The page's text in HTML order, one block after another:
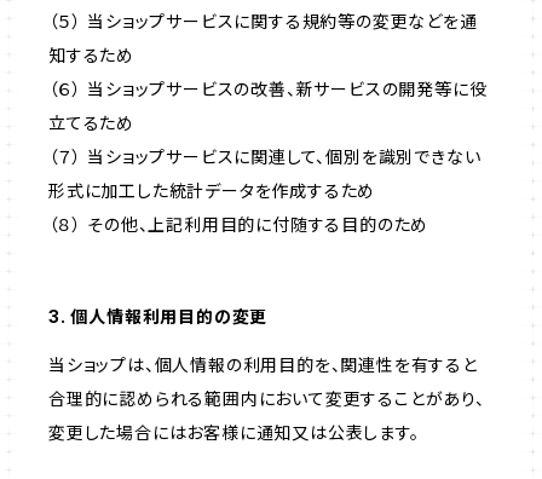
（５） 当ショップサービスに関する規約等の変更などを通
知するため
（６） 当ショップサービスの改善、新サービスの開発等に役
立てるため
（７） 当ショップサービスに関連して、個別を識別できない
形式に加工した統計データを作成するため
（８） その他、上記利用目的に付随する目的のため
3. 個人情報利用目的の変更
当ショップは、個人情報の利用目的を、関連性を有すると
合理的に認められる範囲内において変更することがあり、
変更した場合にはお客様に通知又は公表します。